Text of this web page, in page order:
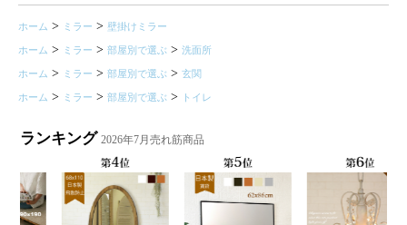
ホーム > ミラー > 壁掛けミラー
ホーム > ミラー > 部屋別で選ぶ > 洗面所
ホーム > ミラー > 部屋別で選ぶ > 玄関
ホーム > ミラー > 部屋別で選ぶ > トイレ
ランキング2026年7月売れ筋商品